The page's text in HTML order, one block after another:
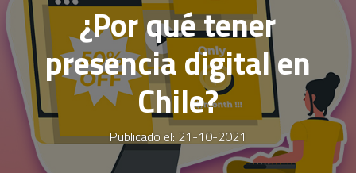
¿Por qué tener
presencia digital en
Chile?
Publicado el: 21-10-2021